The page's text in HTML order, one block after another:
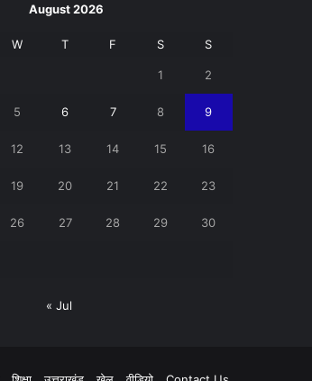
August 2026
W T F S S
1 2
5 6 7 8 9
12 13 14 15 16
19 20 21 22 23
26 27 28 29 30
« Jul